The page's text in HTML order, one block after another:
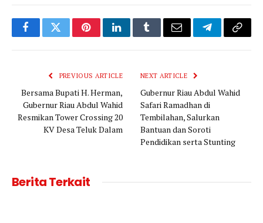
FacebookTwitterPinterestLinkedInTumblrEmail TelegramCopy
PREVIOUS ARTICLE
Bersama Bupati H. Herman,
Gubernur Riau Abdul Wahid
Resmikan Tower Crossing 20
KV Desa Teluk Dalam
NEXT ARTICLE
Gubernur Riau Abdul Wahid
Safari Ramadhan di
Tembilahan, Salurkan
Bantuan dan Soroti
Pendidikan serta Stunting
Berita Terkait